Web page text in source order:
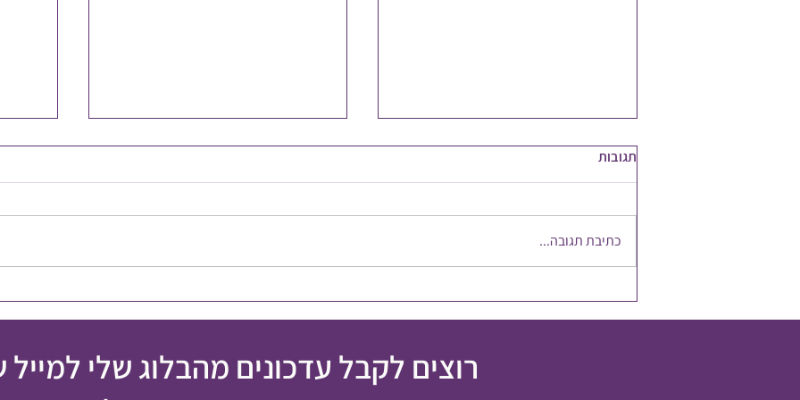
להשקיע במשאב הכי חשוב
תגובות
כתיבת תגובה...
רוצים לקבל עדכונים מהבלוג שלי